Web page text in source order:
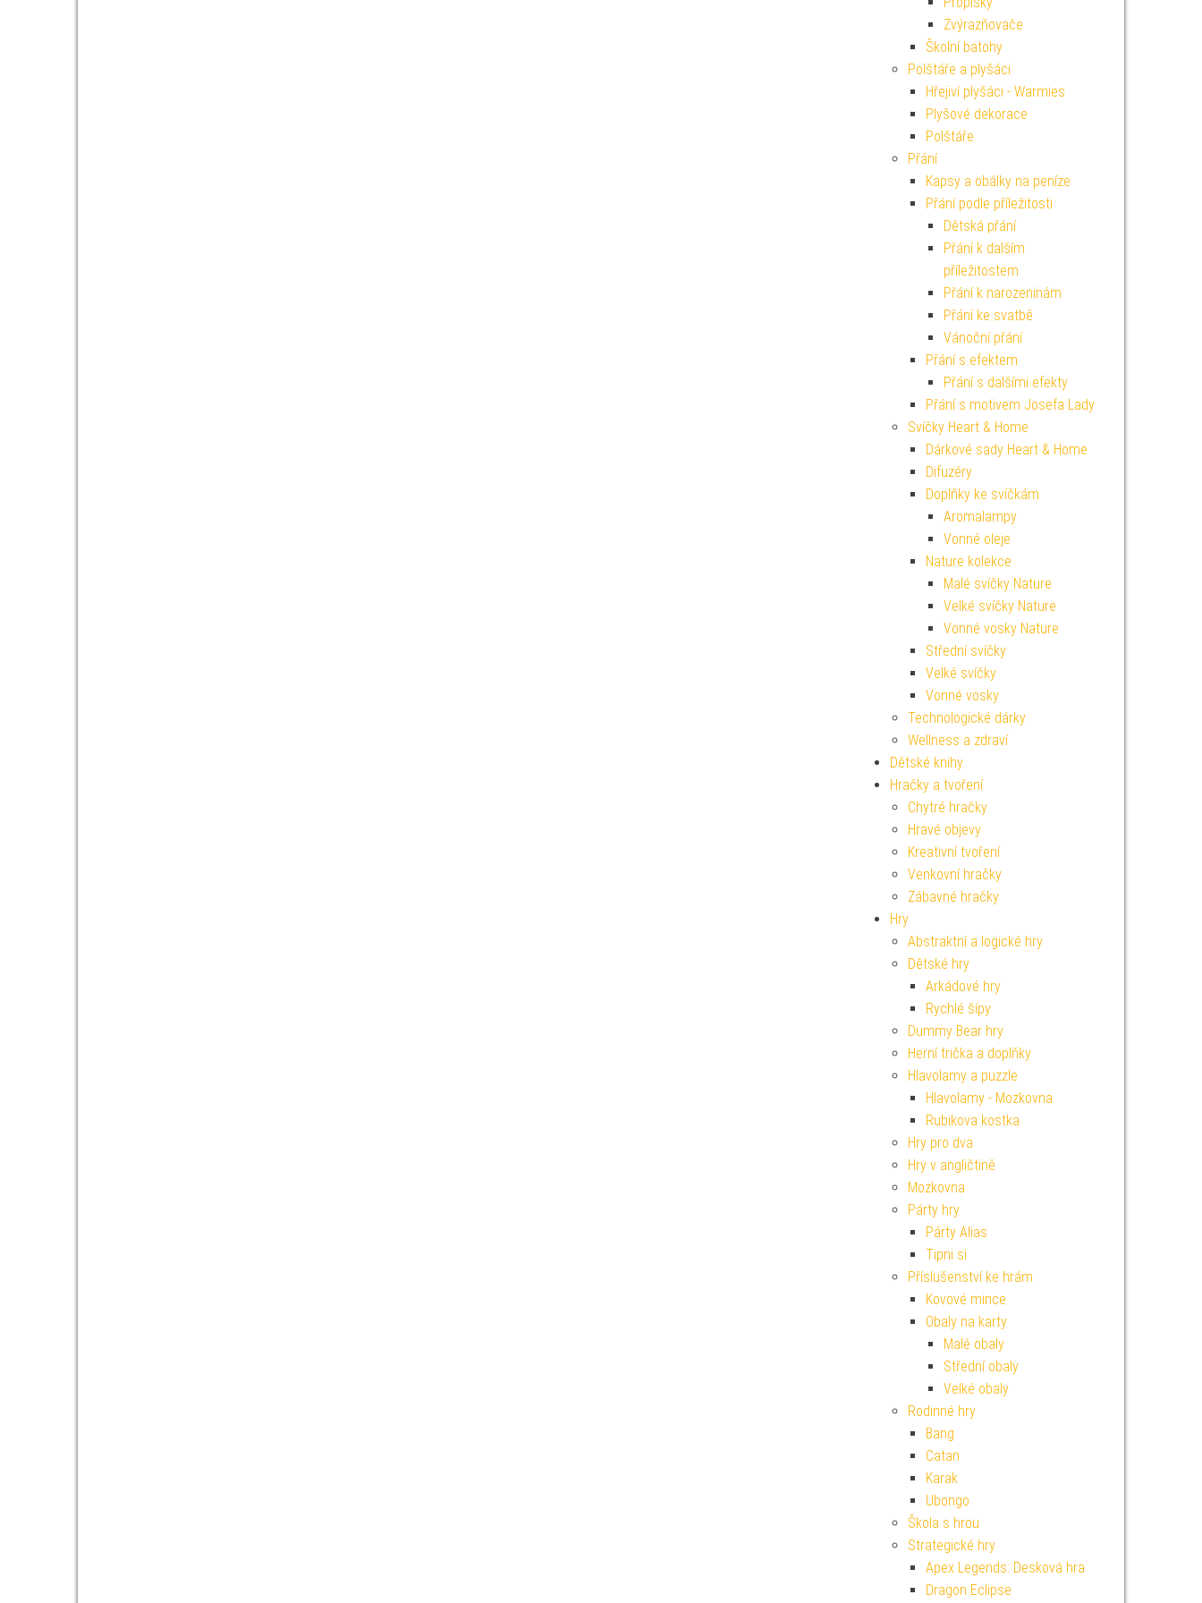
Zvýrazňovače
Školní batohy
Polštáře a plyšáci
Hřejiví plyšáci - Warmies
Plyšové dekorace
Polštáře
Přání
Kapsy a obálky na peníze
Přání podle příležitosti
Dětská přání
Přání k dalším
příležitostem
Přání k narozeninám
Přání ke svatbě
Vánoční přání
Přání s efektem
Přání s dalšími efekty
Přání s motivem Josefa Lady
Svíčky Heart & Home
Dárkové sady Heart & Home
Difuzéry
Doplňky ke svíčkám
Aromalampy
Vonné oleje
Nature kolekce
Malé svíčky Nature
Velké svíčky Nature
Vonné vosky Nature
Střední svíčky
Velké svíčky
Vonné vosky
Technologické dárky
Wellness a zdraví
Dětské knihy
Hračky a tvoření
Chytré hračky
Hravé objevy
Kreativní tvoření
Venkovní hračky
Zábavné hračky
Hry
Abstraktní a logické hry
Dětské hry
Arkádové hry
Rychlé šípy
Dummy Bear hry
Herní trička a doplňky
Hlavolamy a puzzle
Hlavolamy - Mozkovna
Rubikova kostka
Hry pro dva
Hry v angličtině
Mozkovna
Párty hry
Párty Alias
Tipni si
Příslušenství ke hrám
Kovové mince
Obaly na karty
Malé obaly
Střední obaly
Velké obaly
Rodinné hry
Bang
Catan
Karak
Ubongo
Škola s hrou
Strategické hry
Apex Legends: Desková hra
Dragon Eclipse